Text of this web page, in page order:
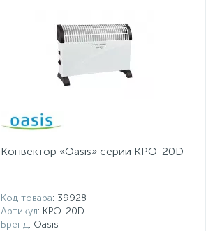
Конвектор «Oasis» серии KPO-20D
Код товара: 39928
Артикул: KPO-20D
Бренд: Oasis